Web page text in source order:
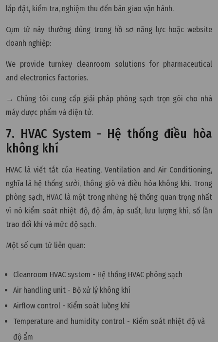
lắp đặt, kiểm tra, nghiệm thu đến bàn giao vận hành.
Cụm từ này thường dùng trong hồ sơ năng lực hoặc website
doanh nghiệp:
We provide turnkey cleanroom solutions for pharmaceutical
and electronics factories.
→ Chúng tôi cung cấp giải pháp phòng sạch trọn gói cho nhà
máy dược phẩm và điện tử.
7. HVAC System - Hệ thống điều hòa
không khí
HVAC là viết tắt của Heating, Ventilation and Air Conditioning,
nghĩa là hệ thống sưởi, thông gió và điều hòa không khí. Trong
phòng sạch, HVAC là một trong những hệ thống quan trọng nhất
vì nó kiểm soát nhiệt độ, độ ẩm, áp suất, lưu lượng khí, số lần
trao đổi khí và mức độ sạch.
Một số cụm từ liên quan:
Cleanroom HVAC system - Hệ thống HVAC phòng sạch
Air handling unit - Bộ xử lý không khí
Airflow control - Kiểm soát luồng khí
Temperature and humidity control - Kiểm soát nhiệt độ và
độ ẩm